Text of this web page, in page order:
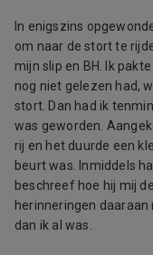
In enigszins
om naar de stort te
mijn slip en BH. Ik
nog niet gelezen had,
stort. Dan had ik
was geworden.
rij en het duurde een
beurt was. Inmiddels
beschreef hoe hij mij
herinneringen
dan ik al was.